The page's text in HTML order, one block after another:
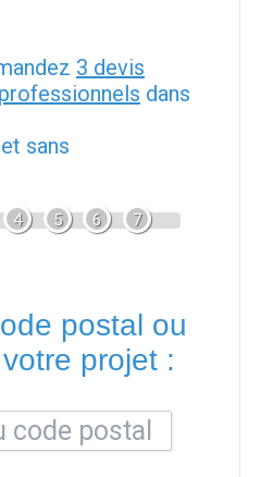
3 devis
professionnels dans
sans
4 5 6 7
postal ou
projet :